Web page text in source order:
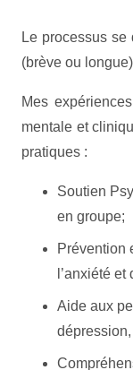
Le processus
(brève ou
Mes
mentale et
pratiques :
Soutien
en groupe;
Prévention
l’anxiété et
Aide aux